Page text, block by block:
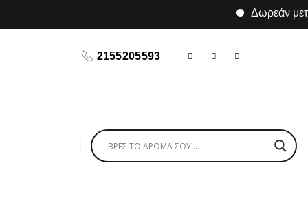
Δωρεάν
2155205593